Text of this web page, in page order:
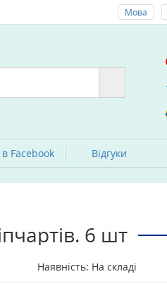
Мова
Facebook Вiдгуки
6 шт
Наявність: На складі